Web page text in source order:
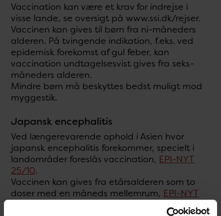
Vaccination kan være et krav for indrejse i
visse lande, se oversigt på www.ssi.dk/rejser.
Vaccinen kan gives til børn fra ni-måneders
alderen. På tvingende indikation, f.eks. ved
epidemisk forekomst af gul feber, kan
vaccination undtagelsesvist gives fra seks-
måneders alderen.
Mindre børn må beskyttes bedst muligt mod
myggestik.
Japansk encephalitis
Ved længerevarende ophold i Asien hvor
japansk encephalitis forekommer, specielt i
landområder foreslås vaccination, EPI-NYT
25/10.
Vaccinen kan gives fra etårsalderen som to
doser med en måneds mellemrum, EPI-NYT
(pdf). Børn i alderen 1-3 år skal have